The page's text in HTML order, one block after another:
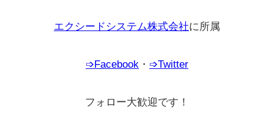
エクシードシステム株式会社に所属
➩Facebook ・ ➩Twitter
フォロー大歓迎です！